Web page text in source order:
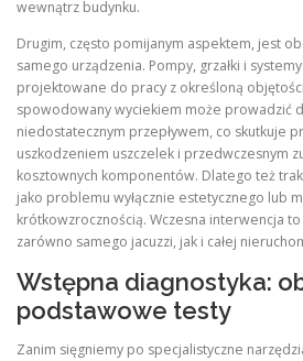
wewnątrz budynku.
Drugim, często pomijanym aspektem, jest
samego urządzenia. Pompy, grzałki i
projektowane do pracy z określoną
spowodowany wyciekiem może prowadzić
niedostatecznym przepływem, co skutkuje
uszkodzeniem uszczelek i przedwczesnym
kosztownych komponentów. Dlatego też
jako problemu wyłącznie estetycznego lub
krótkowzrocznością. Wczesna interwencja
zarówno samego jacuzzi, jak i całej
Wstępna diagnostyka:
podstawowe testy
Zanim sięgniemy po specjalistyczne